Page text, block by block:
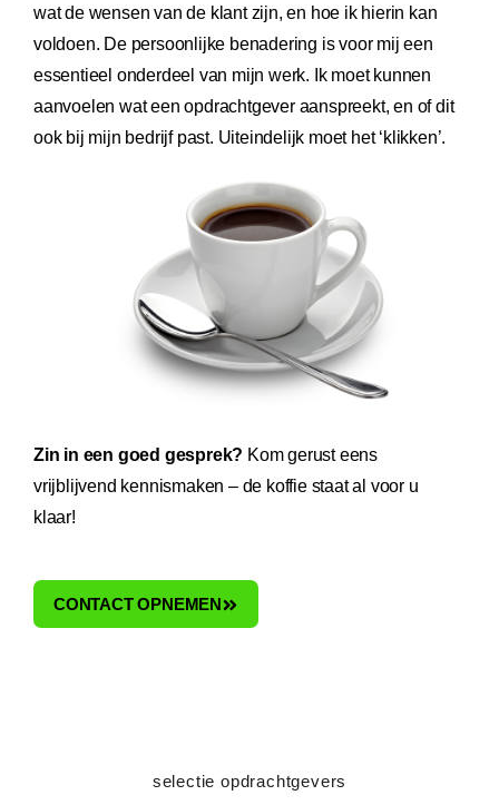
wat de wensen van de klant zijn, en hoe ik hierin kan
voldoen. De persoonlijke benadering is voor mij een
essentieel onderdeel van mijn werk. Ik moet kunnen
aanvoelen wat een opdrachtgever aanspreekt, en of dit
ook bij mijn bedrijf past. Uiteindelijk moet het ‘klikken’.
Zin in een goed gesprek? Kom gerust eens
vrijblijvend kennismaken – de koffie staat al voor u
klaar!
CONTACT OPNEMEN
selectie opdrachtgevers